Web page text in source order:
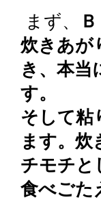
まず、
炊きあが
き、本当
す。
そして粘
ます。
チモチと
食べごた